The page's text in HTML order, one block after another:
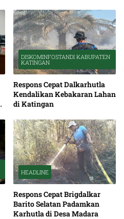
DISKOMINFOSTANDI KABUPATEN
KATINGAN
Respons Cepat Dalkarhutla
Kendalikan Kebakaran Lahan
di Katingan
HEADLINE
Respons Cepat Brigdalkar
Barito Selatan Padamkan
Karhutla di Desa Madara